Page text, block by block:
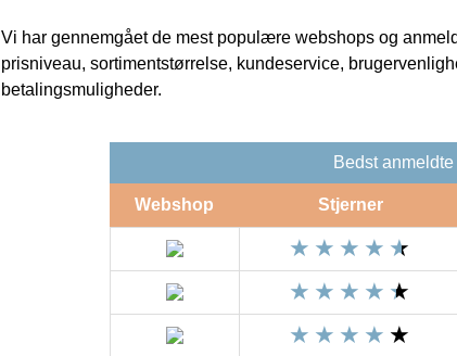
Vi har gennemgået de mest populære webshops og
prisniveau, sortimentstørrelse, kundeservice,
betalingsmuligheder.
Bedst
Webshop Stjerner